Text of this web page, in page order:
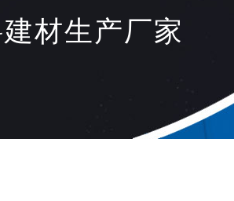
材生产厂家